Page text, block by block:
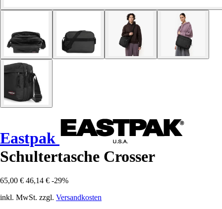
Eastpak
Schultertasche Crosser
65,00 € 46,14 € -29%
inkl. MwSt. zzgl. Versandkosten